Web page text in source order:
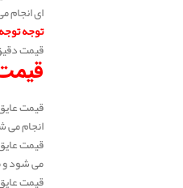
ای انجام می
توجه
قیمت
انجام می شود
می شود و